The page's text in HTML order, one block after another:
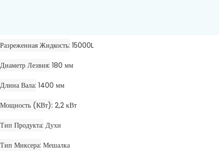
Разреженная Жидкость 15000L
Диаметр Лезвия 180 мм
Длина Вала 1400 мм
Мощность (кВт) 2,2 кВт
Тип Продукта Духи
Тип Миксера Мешалка